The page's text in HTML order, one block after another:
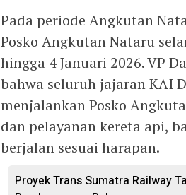
Pada periode Angkutan
Posko Angkutan Nataru
hingga 4 Januari 2026. VP
bahwa seluruh jajaran KAI
menjalankan Posko
dan pelayanan kereta api,
berjalan sesuai harapan.
Proyek Trans Sumatra Railway